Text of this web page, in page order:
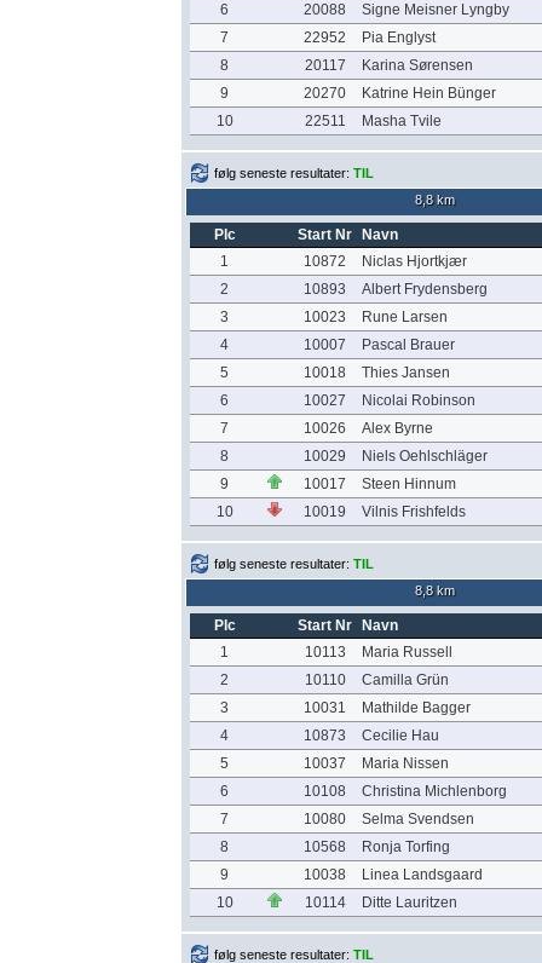
6
20088
Signe Meisner Lyngby
7
22952
Pia Englyst
8
20117
Karina Sørensen
9
20270
Katrine Hein Bünger
10
22511 Masha Tvile
følg seneste resultater: TIL
8,8 km
Plc Start Nr
Navn
1
10872
Niclas Hjortkjær
2
10893
Albert Frydensberg
3
10023
Rune Larsen
4
10007
Pascal Brauer
5
10018
Thies Jansen
6
10027
Nicolai Robinson
7
10026
Alex Byrne
8
10029
Niels Oehlschläger
9
10017
Steen Hinnum
10
10019 Vilnis Frishfelds
følg seneste resultater: TIL
8,8 km
Plc Start Nr
Navn
1
10113
Maria Russell
2
10110
Camilla Grün
3
10031
Mathilde Bagger
4
10873
Cecilie Hau
5
10037
Maria Nissen
6
10108
Christina Michlenborg
7
10080
Selma Svendsen
8
10568
Ronja Torfing
9
10038
Linea Landsgaard
10
10114 Ditte Lauritzen
følg seneste resultater: TIL